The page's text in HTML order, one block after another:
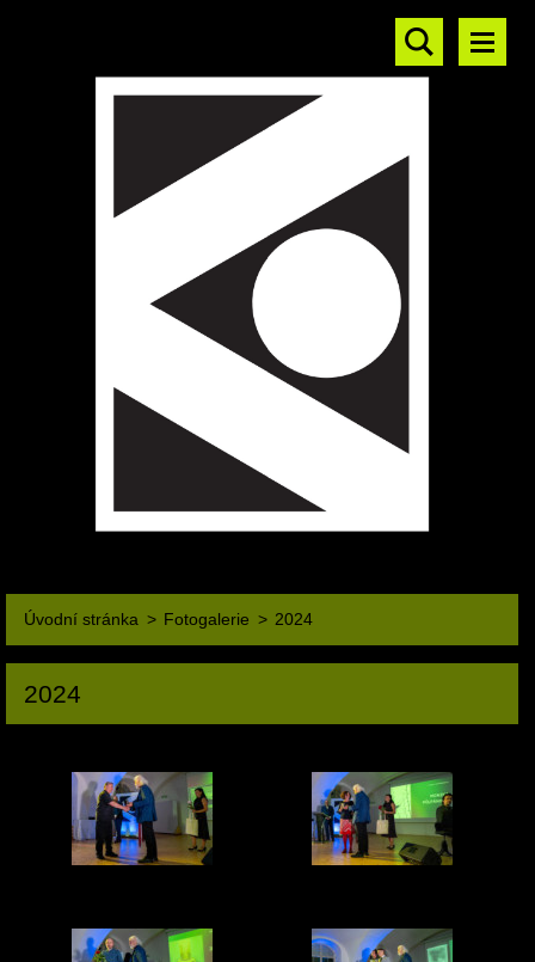
Úvodní stránka > Fotogalerie > 2024
2024